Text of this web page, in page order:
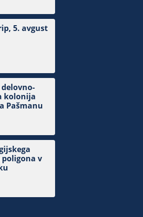
5. avgust
kolonija
Pašmanu
poligona v